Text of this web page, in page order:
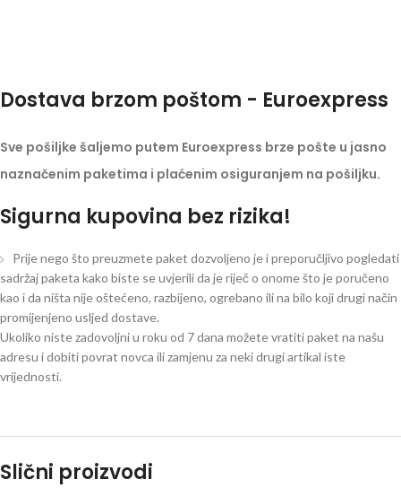
Dostava brzom poštom - Euroexpress
Sve pošiljke šaljemo putem Euroexpress brze pošte u jasno
naznačenim paketima i plaćenim osiguranjem na pošiljku.
Sigurna kupovina bez rizika!
Prije nego što preuzmete paket dozvoljeno je i preporučljivo pogledati
sadržaj paketa kako biste se uvjerili da je riječ o onome što je poručeno
kao i da ništa nije oštećeno, razbijeno, ogrebano ili na bilo koji drugi način
promijenjeno usljed dostave.
Ukoliko niste zadovoljni u roku od 7 dana možete vratiti paket na našu
adresu i dobiti povrat novca ili zamjenu za neki drugi artikal iste
vrijednosti.
Slični proizvodi